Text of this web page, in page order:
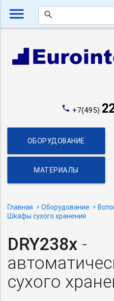
menu search
phone +7(495)
ОБОРУДОВАНИЕ
МАТЕРИАЛЫ
Главная Оборудование
Шкафы сухого хранения
DRY238x -
сухого